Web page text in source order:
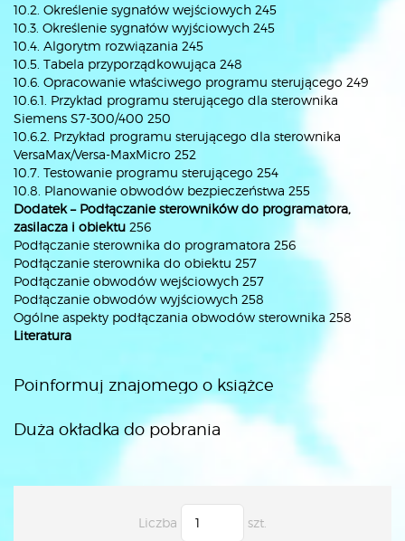
10.2. Określenie sygnałów wejściowych 245
10.3. Określenie sygnałów wyjściowych 245
10.4. Algorytm rozwiązania 245
10.5. Tabela przyporządkowująca 248
10.6. Opracowanie właściwego programu sterującego 249
10.6.1. Przykład programu sterującego dla sterownika
Siemens S7-300/400 250
10.6.2. Przykład programu sterującego dla sterownika
VersaMax/Versa-MaxMicro 252
10.7. Testowanie programu sterującego 254
10.8. Planowanie obwodów bezpieczeństwa 255
Dodatek – Podłączanie sterowników do programatora,
zasilacza i obiektu 256
Podłączanie sterownika do programatora 256
Podłączanie sterownika do obiektu 257
Podłączanie obwodów wejściowych 257
Podłączanie obwodów wyjściowych 258
Ogólne aspekty podłączania obwodów sterownika 258
Literatura
Poinformuj znajomego o książce
Duża okładka do pobrania
Liczba szt.